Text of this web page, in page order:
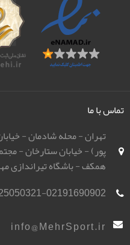
تماس با ما
تهران - محله شادمان -
پور) - خیابان ستارخان -
همکف - باشگاه تیراندازی
02191690902
info@MehrSport.ir